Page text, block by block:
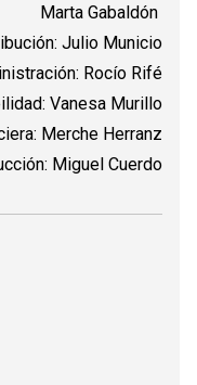
Marta Gabaldón
Julio Municio
Rocío Rifé
Vanesa Murillo
Merche Herranz
Miguel Cuerdo